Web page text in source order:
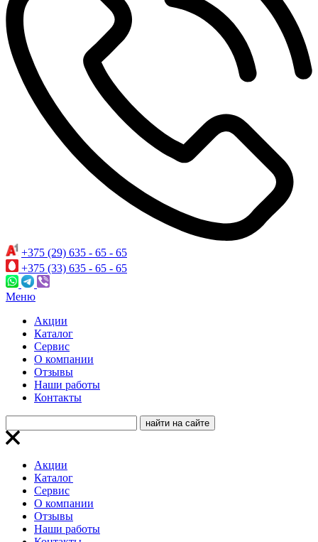
+375 (29) 635 - 65 - 65
+375 (33) 635 - 65 - 65
Меню
Акции
Каталог
Сервис
О компании
Отзывы
Наши работы
Контакты
Акции
Каталог
Сервис
О компании
Отзывы
Наши работы